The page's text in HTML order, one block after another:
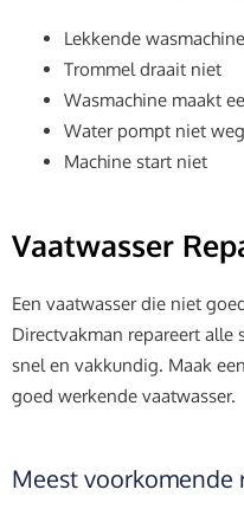
Lekkende wasmachine
Trommel draait niet
Wasmachine maakt
Water pompt niet weg
Machine start niet
Vaatwasser
Een vaatwasser die niet
Directvakman repareert alle
snel en vakkundig. Maak
goed werkende vaatwasser.
Meest voorkomende